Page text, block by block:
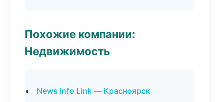
Похожие компании:
Недвижимость
News Info Link — Красноярск